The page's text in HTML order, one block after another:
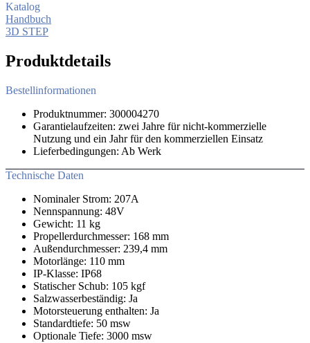
Katalog
Handbuch
3D STEP
Produktdetails
Bestellinformationen
Produktnummer: 300004270
Garantielaufzeiten: zwei Jahre für nicht-kommerzielle
Nutzung und ein Jahr für den kommerziellen Einsatz
Lieferbedingungen: Ab Werk
Technische Daten
Nominaler Strom: 207A
Nennspannung: 48V
Gewicht: 11 kg
Propellerdurchmesser: 168 mm
Außendurchmesser: 239,4 mm
Motorlänge: 110 mm
IP-Klasse: IP68
Statischer Schub: 105 kgf
Salzwasserbeständig: Ja
Motorsteuerung enthalten: Ja
Standardtiefe: 50 msw
Optionale Tiefe: 3000 msw